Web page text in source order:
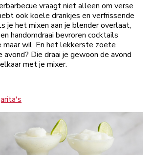
vraagt niet alleen om verse
ook koele drankjes en verfrissende
je het mixen aan je blender overlaat,
handomdraai bevroren cocktails
maar wil. En het lekkerste zoete
avond? Die draai je gewoon de avond
met je mixer.